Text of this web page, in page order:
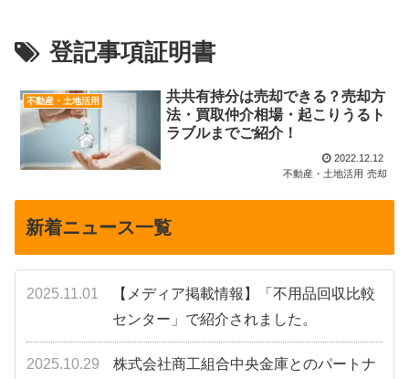
登記事項証明書
不動産・土地活用
共共有持分は売却できる？売却方
法・買取仲介相場・起こりうるト
ラブルまでご紹介！
2022.12.12
不動産・土地活用 売却
新着ニュース一覧
2025.11.01
【メディア掲載情報】「不用品回収比較
センター」で紹介されました。
2025.10.29
株式会社商工組合中央金庫とのパートナ